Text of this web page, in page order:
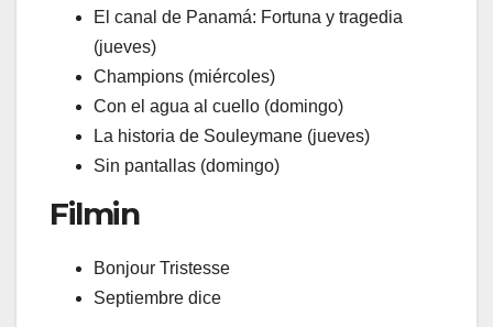
El canal de Panamá: Fortuna y tragedia
(jueves)
Champions (miércoles)
Con el agua al cuello (domingo)
La historia de Souleymane (jueves)
Sin pantallas (domingo)
Filmin
Bonjour Tristesse
Septiembre dice